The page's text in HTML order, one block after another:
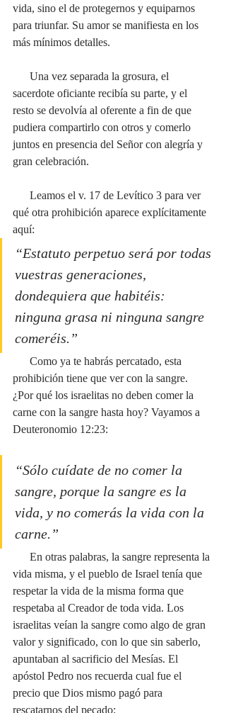
vida, sino el de protegernos y equiparnos
para triunfar. Su amor se manifiesta en los
más mínimos detalles.
sacerdote oficiante recibía su parte, y el
resto se devolvía al oferente a fin de que
pudiera compartirlo con otros y comerlo
juntos en presencia del Señor con alegría y
gran celebración.
qué otra prohibición aparece explícitamente
aquí:
“Estatuto perpetuo será por todas
vuestras generaciones,
dondequiera que habitéis:
ninguna grasa ni ninguna sangre
comeréis.”
prohibición tiene que ver con la sangre.
¿Por qué los israelitas no deben comer la
carne con la sangre hasta hoy? Vayamos a
Deuteronomio 12:23:
“Sólo cuídate de no comer la
sangre, porque la sangre es la
vida, y no comerás la vida con la
carne.”
vida misma, y el pueblo de Israel tenía que
respetar la vida de la misma forma que
respetaba al Creador de toda vida. Los
israelitas veían la sangre como algo de gran
valor y significado, con lo que sin saberlo,
apuntaban al sacrificio del Mesías. El
apóstol Pedro nos recuerda cual fue el
precio que Dios mismo pagó para
rescatarnos del pecado: